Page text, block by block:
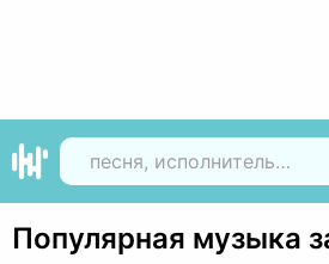
Популярная музыка